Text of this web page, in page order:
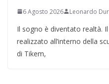
6 Agosto 2026 Leonardo
Il sogno è diventato realtà.
realizzato all’interno della
di Tikem,